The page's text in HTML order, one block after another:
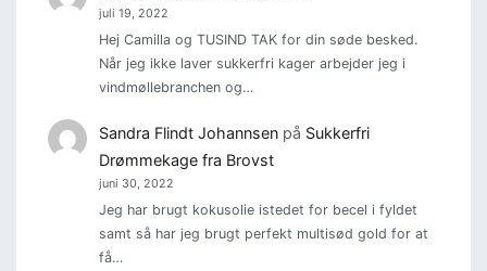
juli 19, 2022
Hej Camilla og TUSIND TAK for din søde besked.
Når jeg ikke laver sukkerfri kager arbejder jeg i
vindmøllebranchen og…
Sandra Flindt Johannsenpå Sukkerfri
Drømmekage fra Brovst
juni 30, 2022
Jeg har brugt kokusolie istedet for becel i fyldet
samt så har jeg brugt perfekt multisød gold for at
få…